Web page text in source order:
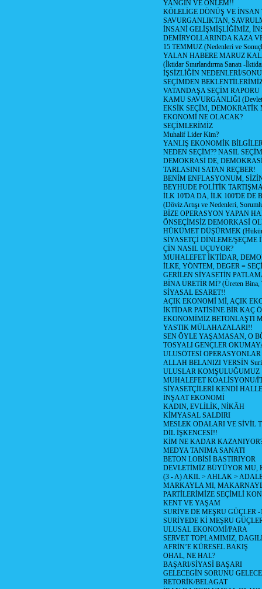
YANGIN VE ÖNLEM!!
KÖLELİGE DÖNÜŞ VE İNSAN
SAVURGANLIKTAN,
İNSANİ GELİŞMİŞLİĞİMİZ,
DEMİRYOLLARINDA KAZA
15 TEMMUZ (Nedenleri ve
YALAN HABERE MARUZ
(İktidar Sınırlandırma Sanatı -
İŞSİZLİĞİN NEDENLERİ/
SEÇİMDEN
VATANDAŞA SEÇİM RAPORU
KAMU SAVURGANLIĞI (Devlet
EKSİK SEÇİM, DEMOKRATİK
EKONOMİ NE OLACAK?
SEÇİMLERİMİZ
Muhalif Lider Kim?
YANLIŞ EKONOMİK
NEDEN SEÇİM?? NASIL
DEMOKRASİ DE,
TARLASINI SATAN REÇBER!
BENİM ENFLASYONUM,
BEYHUDE POLİTİK
İLK 10'DA DA, İLK 100'DE DE
(Döviz Artışı ve Nedenleri,
BİZE OPERASYON YAPAN
ÖNSEÇİMSİZ DEMORKASİ
HÜKÜMET DÜŞÜRMEK
SİYASETÇİ DİNLEME/ŞEÇME
ÇİN NASIL UÇUYOR?
MUHALEFET İKTİDAR,
İLKE, YÖNTEM, DEGER =
GERİLEN SİYASETİN
BİNA ÜRETİR Mİ? (Üreten Bina,
SİYASAL ESARET!!
AÇIK EKONOMİ Mİ, AÇIK
İKTİDAR PATİSİNE BİR KAÇ
EKONOMİMİZ BETONLAŞTI
YASTIK MÜLAHAZALARI!!
SEN ÖYLE YAŞAMASAN, O
TOSYALI GENÇLER
ULUSÖTESİ OPERASYONLAR
ALLAH BELANIZI VERSİN
ULUSLAR KOMŞULUĞUMUZ
MUHALEFET KOALİSYONU/
SİYASETÇİLERİ KENDİ
İNŞAAT EKONOMİ
KADIN, EVLİLİK, NİKÂH
KİMYASAL SALDIRI
MESLEK ODALARI VE SİVİL
DİL İŞKENCESİ!!
KİM NE KADAR
MEDYA TANIMA SANATI
BETON LOBİSİ BASTIRIYOR
DEVLETİMİZ BÜYÜYOR MU,
(3 - A) AKIL > AHLAK >
MARKAYLA MI,
PARTİLERİMİZE SEÇİMLİ
KENT VE YAŞAM
SURİYE DE MEŞRU GÜÇLER -
SURİYEDE Kİ MEŞRU
ULUSAL EKONOMİ/PARA
SERVET TOPLAMIMIZ,
AFRİN’E KÜRESEL BAKIŞ
OHAL, NE HAL?
BAŞARI/SİYASİ BAŞARI
GELECEGİN SORUNU
RETORİK/BELAGAT